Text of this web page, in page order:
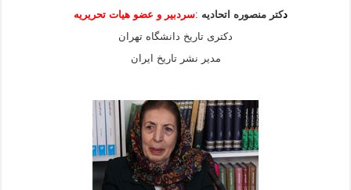
دکتر منصوره اتحادیه :سردبیر و عضو هیاتتحریریه
دکتری تاریخ دانشگاه تهران
مدیر نشر تاریخ ایران